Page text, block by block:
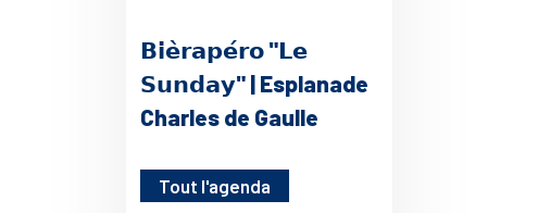
𝗕𝗶𝗲̀𝗿𝗮𝗽𝗲́𝗿𝗼 "𝗟𝗲
𝗦𝘂𝗻𝗱𝗮𝘆" | Esplanade
Charles de Gaulle
Tout l'agenda